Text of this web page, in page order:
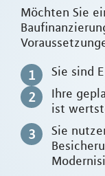
Möchten Sie
Sie sind
Ihre
ist
Sie